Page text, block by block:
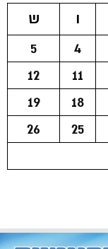
ו
ש
4
5
11
12
18
19
25
26